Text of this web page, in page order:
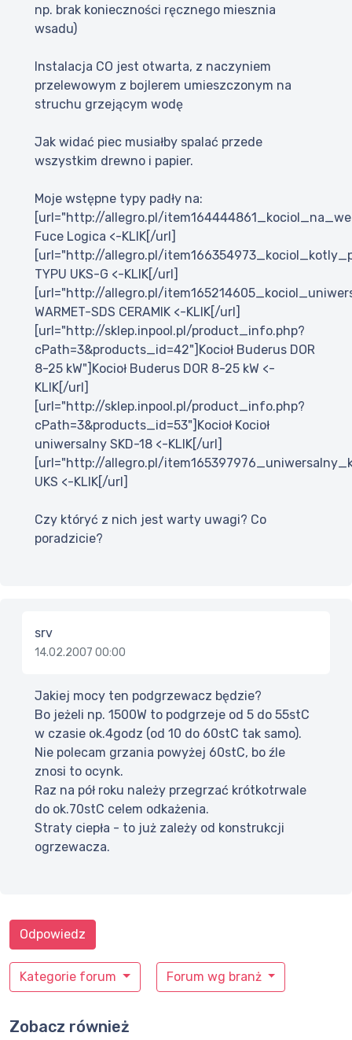
np. brak konieczności ręcznego miesznia
wsadu)
Instalacja CO jest otwarta, z naczyniem
przelewowym z bojlerem umieszczonym na
struchu grzejącym wodę
Jak widać piec musiałby spalać przede
wszystkim drewno i papier.
Moje wstępne typy padły na:
[url="http://allegro.pl/
Fuce Logica <-KLIK[/url]
[url="http://allegro.pl/
TYPU UKS-G <-KLIK[/url]
[url="http://allegro.pl/
WARMET-SDS CERAMIK <-KLIK[/url]
[url="http://sklep.inpool.pl/product_info.php?
cPath=3&products_id=42"]Kocioł Buderus DOR
8-25 kW"]Kocioł Buderus DOR 8-25 kW <-
KLIK[/url]
[url="http://sklep.inpool.pl/product_info.php?
cPath=3&products_id=53"]Kocioł Kocioł
uniwersalny SKD-18 <-KLIK[/url]
[url="http://allegro.pl/
UKS <-KLIK[/url]
Czy któryć z nich jest warty uwagi? Co
poradzicie?
srv
14.02.2007 00:00
Jakiej mocy ten podgrzewacz będzie?
Bo jeżeli np. 1500W to podgrzeje od 5 do 55stC
w czasie ok.4godz (od 10 do 60stC tak samo).
Nie polecam grzania powyżej 60stC, bo źle
znosi to ocynk.
Raz na pół roku należy przegrzać krótkotrwale
do ok.70stC celem odkażenia.
Straty ciepła - to już zależy od konstrukcji
ogrzewacza.
Kategorie forum Forum wg branż
Odpowiedz
Zobacz również